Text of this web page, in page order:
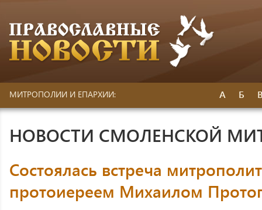
МИТРОПОЛИИ И ЕПАРХИИ: А Б
НОВОСТИ СМОЛЕНСКОЙ
Состоялась встреча
протоиереем Михаилом